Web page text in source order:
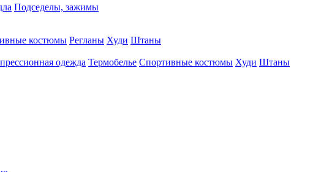
Подседелы, зажимы
костюмы Регланы Худи Штаны
одежда Термобелье Спортивные костюмы Худи Штаны